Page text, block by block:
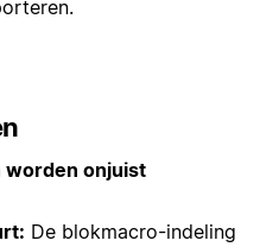
worden onjuist
De blokmacro-indeling